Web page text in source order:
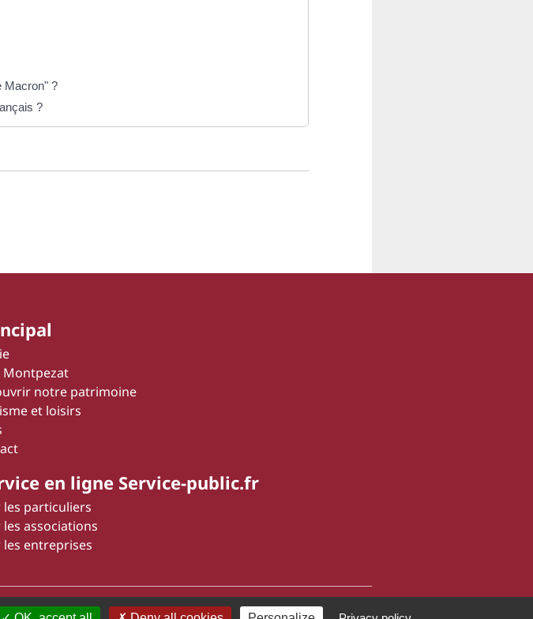
Macron" ?
?
Montpezat
notre patrimoine
et loisirs
en ligne Service-public.fr
les particuliers
les associations
les entreprises
Art Média Communication